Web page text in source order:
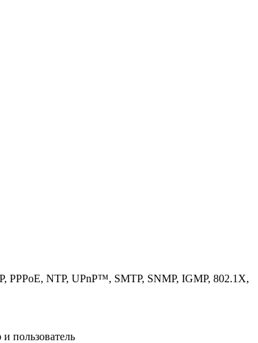
PPPoE, NTP, UPnP™, SMTP, SNMP, IGMP, 802.1X,
пользователь